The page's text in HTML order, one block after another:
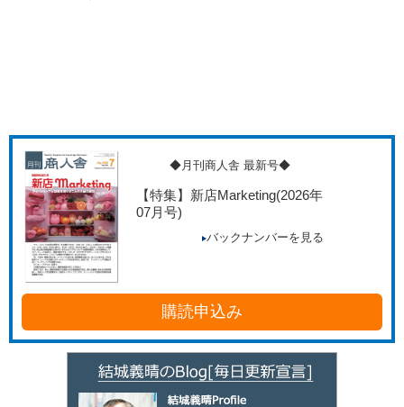
◆月刊商人舎 最新号◆
【特集】新店Marketing(2026年
07月号)
バックナンバーを見る
購読申込み